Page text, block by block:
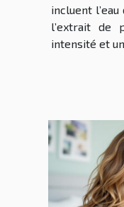
incluent
l’extrait de
intensité et